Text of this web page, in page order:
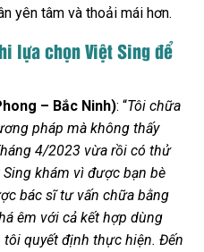
yên tâm và thoải mái hơn.
lựa chọn Việt Sing để
– Bắc Ninh): “Tôi chữa
pháp mà không thấy
4/2023 vừa rồi có thử
khám vì được bạn bè
bác sĩ tư vấn chữa bằng
êm với cả kết hợp dùng
quyết định thực hiện. Đến